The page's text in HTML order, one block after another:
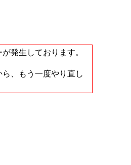
発生しております。
ら、もう一度やり直し